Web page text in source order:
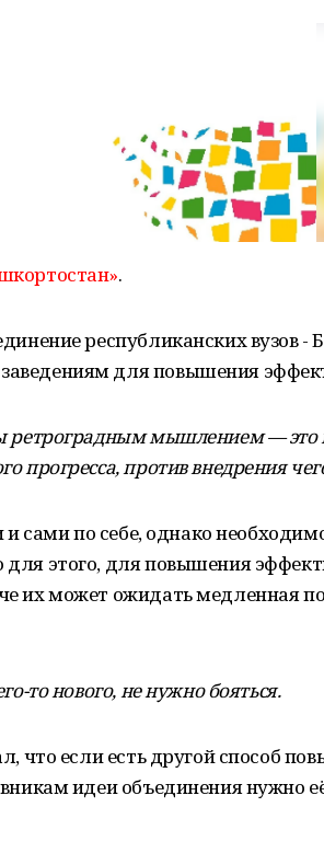
.
республиканских вузов -
для повышения
ретроградным мышлением — это
прогресса, против внедрения
сами по себе, однако
этого, для повышения
их может ожидать медленная
то нового, не нужно бояться.
что если есть другой способ
идеи объединения нужно